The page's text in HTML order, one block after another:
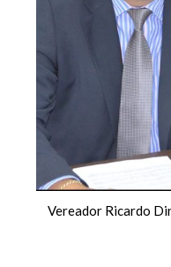
Vereador Ricardo